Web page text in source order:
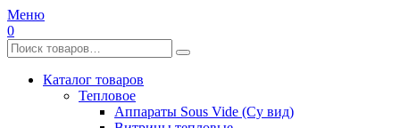
Меню
0
Каталог товаров
Тепловое
Аппараты Sous Vide (Су вид)